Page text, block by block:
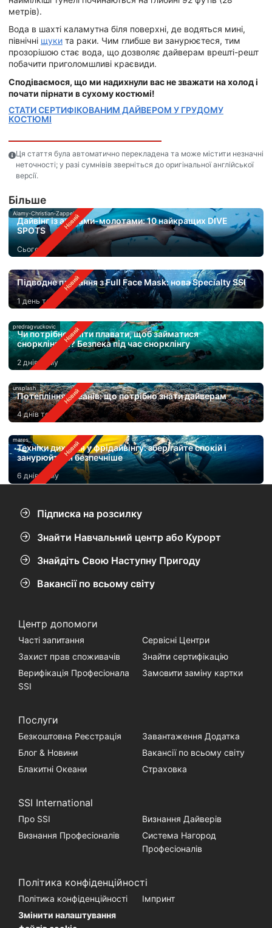
метрів).
Вода в шахті каламутна біля поверхні, де водяться мині,
північні щуки та раки. Чим глибше ви занурюєтеся, тим
прозорішою стає вода, що дозволяє дайверам врешті-решт
побачити приголомшливі краєвиди.
Сподіваємося, що ми надихнули вас не зважати на холод і
почати пірнати в сухому костюмі!
СТАТИ СЕРТИФІКОВАНИМ ДАЙВЕРОМ У ГРУДОМУ
КОСТЮМІ
Ця стаття була автоматично перекладена та може містити незначні
неточності; у разі сумнівів зверніться до оригінальної англійської
версії.
Бiльше
Alamy-Christian-Zappel
Дайвінг із акулами-молотами: 10 найкращих DIVE
SPOTS
Сьогодні
Підводне плавання з Full Face Mask: нова Specialty SSI
1 день тому
predragvuckovic
Чи потрібно вміти плавати, щоб займатися
снорклінгом? Безпека під час снорклінгу
2 днів тому
unsplash
Потепління океанів: що потрібно знати дайверам
4 днів тому
mares
Техніки дихання у фрідайвінгу: зберігайте спокій і
занурюйтеся безпечніше
6 днів тому
Підписка на розсилку
Знайти Навчальний центр або Курорт
Знайдіть Свою Наступну Пригоду
Вакансії по всьому світу
Центр допомоги
Часті запитання
Сервісні Центри
Захист прав споживачів
Знайти сертифікацію
Верифікація Професіонала
SSI
Замовити заміну картки
Послуги
Безкоштовна Реєстрація
Завантаження Додатка
Блог & Новини
Вакансії по всьому світу
Блакитні Океани
Страховка
SSI International
Про SSI
Визнання Дайверів
Визнання Професіоналів
Система Нагород
Професіоналів
Політика конфіденційності
Політика конфіденційності
Імпринт
Змінити налаштування